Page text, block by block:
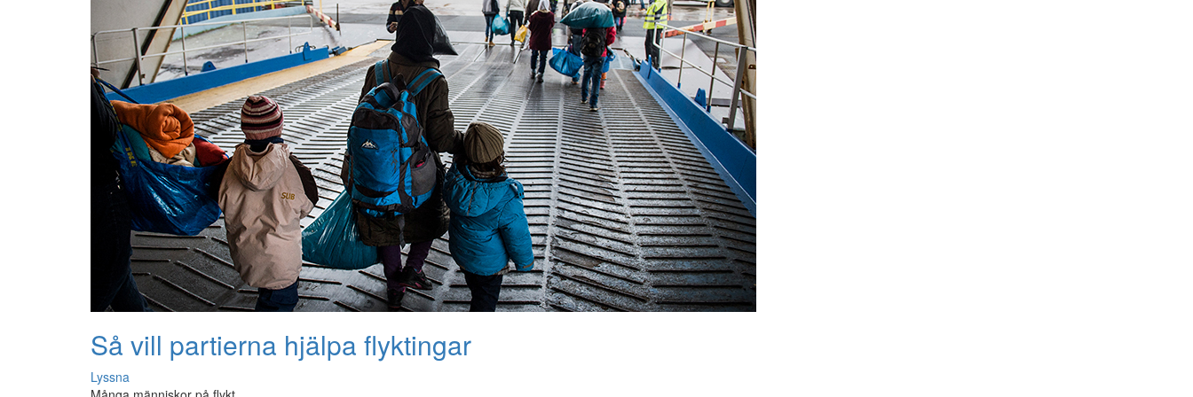
Så vill partierna hjälpa flyktingar
Lyssna